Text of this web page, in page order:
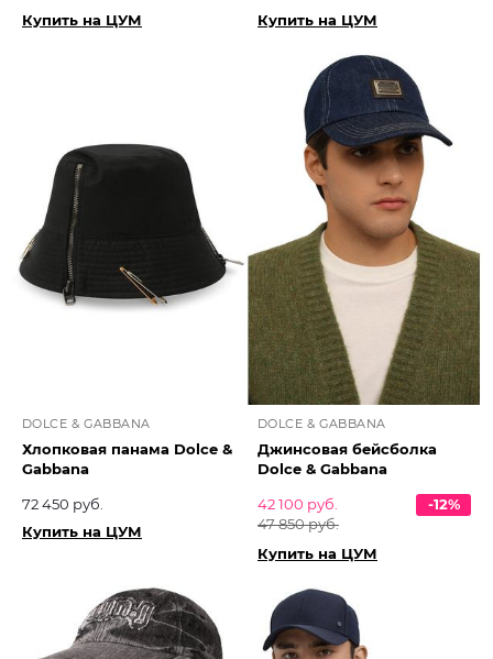
Купить на ЦУМ Купить на ЦУМ
DOLCE & GABBANA
Хлопковая панама Dolce &
Gabbana
72 450 руб.
Купить на ЦУМ
DOLCE & GABBANA
Джинсовая бейсболка
Dolce & Gabbana
42 100 руб.
47 850 руб.
-12%
Купить на ЦУМ